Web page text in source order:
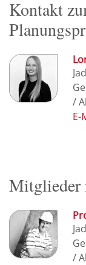
Kontakt
/
Mitglieder
/